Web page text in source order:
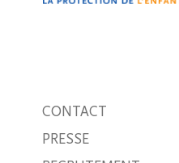
CONTACT
PRESSE